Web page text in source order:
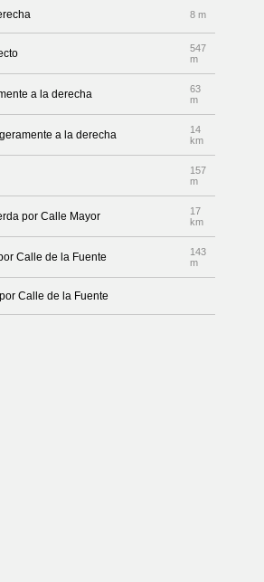
8 m
547
m
a la derecha
63
m
a la derecha
14
km
157
m
por Calle Mayor
17
km
Calle de la Fuente
143
m
Calle de la Fuente